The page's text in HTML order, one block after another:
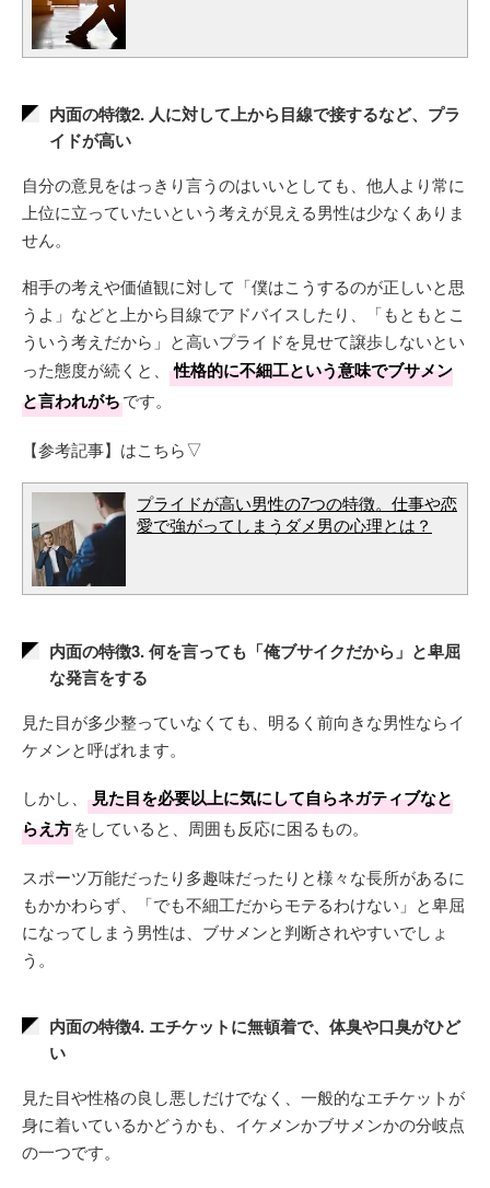
内面の特徴2. 人に対して上から目線で接するなど、プラ
イドが高い
自分の意見をはっきり言うのはいいとしても、他人より常に
上位に立っていたいという考えが見える男性は少なくありま
せん。
相手の考えや価値観に対して「僕はこうするのが正しいと思
うよ」などと上から目線でアドバイスしたり、「もともとこ
ういう考えだから」と高いプライドを見せて譲歩しないとい
った態度が続くと、
性格的に不細工という意味でブサメン
と言われがちです。
【参考記事】はこちら▽
プライドが高い男性の7つの特徴。仕事や恋
愛で強がってしまうダメ男の心理とは？
内面の特徴3. 何を言っても「俺ブサイクだから」と卑屈
な発言をする
見た目が多少整っていなくても、明るく前向きな男性ならイ
ケメンと呼ばれます。
しかし、
見た目を必要以上に気にして自らネガティブなと
らえ方をしていると、周囲も反応に困るもの。
スポーツ万能だったり多趣味だったりと様々な長所があるに
もかかわらず、「でも不細工だからモテるわけない」と卑屈
になってしまう男性は、ブサメンと判断されやすいでしょ
う。
内面の特徴4. エチケットに無頓着で、体臭や口臭がひど
い
見た目や性格の良し悪しだけでなく、一般的なエチケットが
身に着いているかどうかも、イケメンかブサメンかの分岐点
の一つです。